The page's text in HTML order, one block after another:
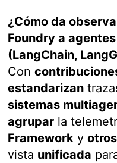
¿Cómo da
Foundry a
(LangChain,
Con
estandarizan
sistemas
agrupar la
Framework y
vista unificada